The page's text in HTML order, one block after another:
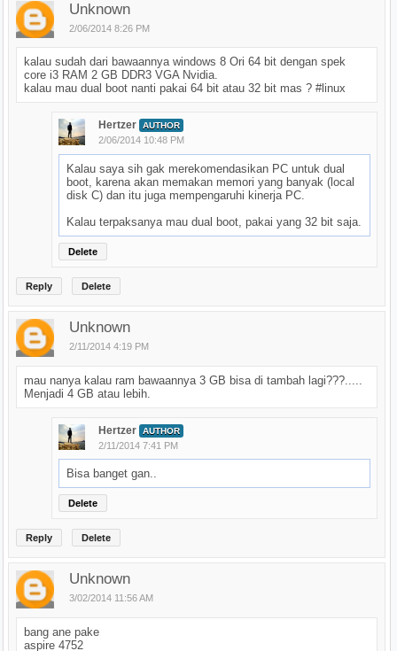
Unknown
2/06/2014 8:26 PM
kalau sudah dari bawaannya windows 8 Ori 64 bit dengan spek
core i3 RAM 2 GB DDR3 VGA Nvidia.
kalau mau dual boot nanti pakai 64 bit atau 32 bit mas ? #linux
Hertzer AUTHOR
2/06/2014 10:48 PM
Kalau saya sih gak merekomendasikan PC untuk dual
boot, karena akan memakan memori yang banyak (local
disk C) dan itu juga mempengaruhi kinerja PC.
Kalau terpaksanya mau dual boot, pakai yang 32 bit saja.
Delete
Reply Delete
Unknown
2/11/2014 4:19 PM
mau nanya kalau ram bawaannya 3 GB bisa di tambah lagi???.....
Menjadi 4 GB atau lebih.
Hertzer AUTHOR
2/11/2014 7:41 PM
Bisa banget gan..
Delete
Reply Delete
Unknown
3/02/2014 11:56 AM
bang ane pake
aspire 4752